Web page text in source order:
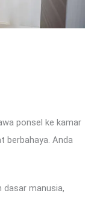
ponsel ke kamar
berbahaya. Anda
dasar manusia,